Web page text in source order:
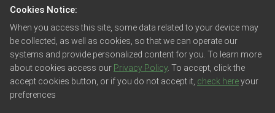
Central do Cliente
Cookies Notice:
When you access this site, some data related to your device may
be collected, as well as cookies, so that we can operate our
systems and provide personalized content for you. To learn more
about cookies access our Privacy Policy. To accept, click the
accept cookies button, or if you do not accept it, check hereyour
preferences